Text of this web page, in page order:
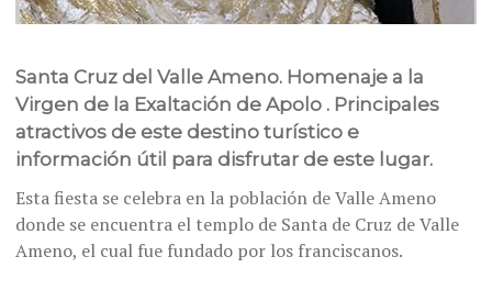
Santa Cruz del Valle Ameno. Homenaje a la
Virgen de la Exaltación de Apolo . Principales
atractivos de este destino turístico e
información útil para disfrutar de este lugar.
Esta fiesta se celebra en la población de Valle Ameno
donde se encuentra el templo de Santa de Cruz de Valle
Ameno, el cual fue fundado por los franciscanos.